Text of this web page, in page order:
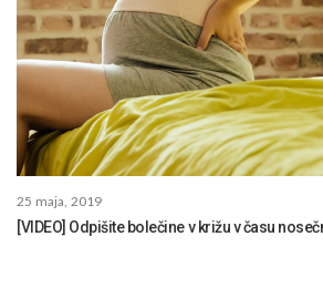
25 maja, 2019
[VIDEO] Odpišite bolečine v križu v času